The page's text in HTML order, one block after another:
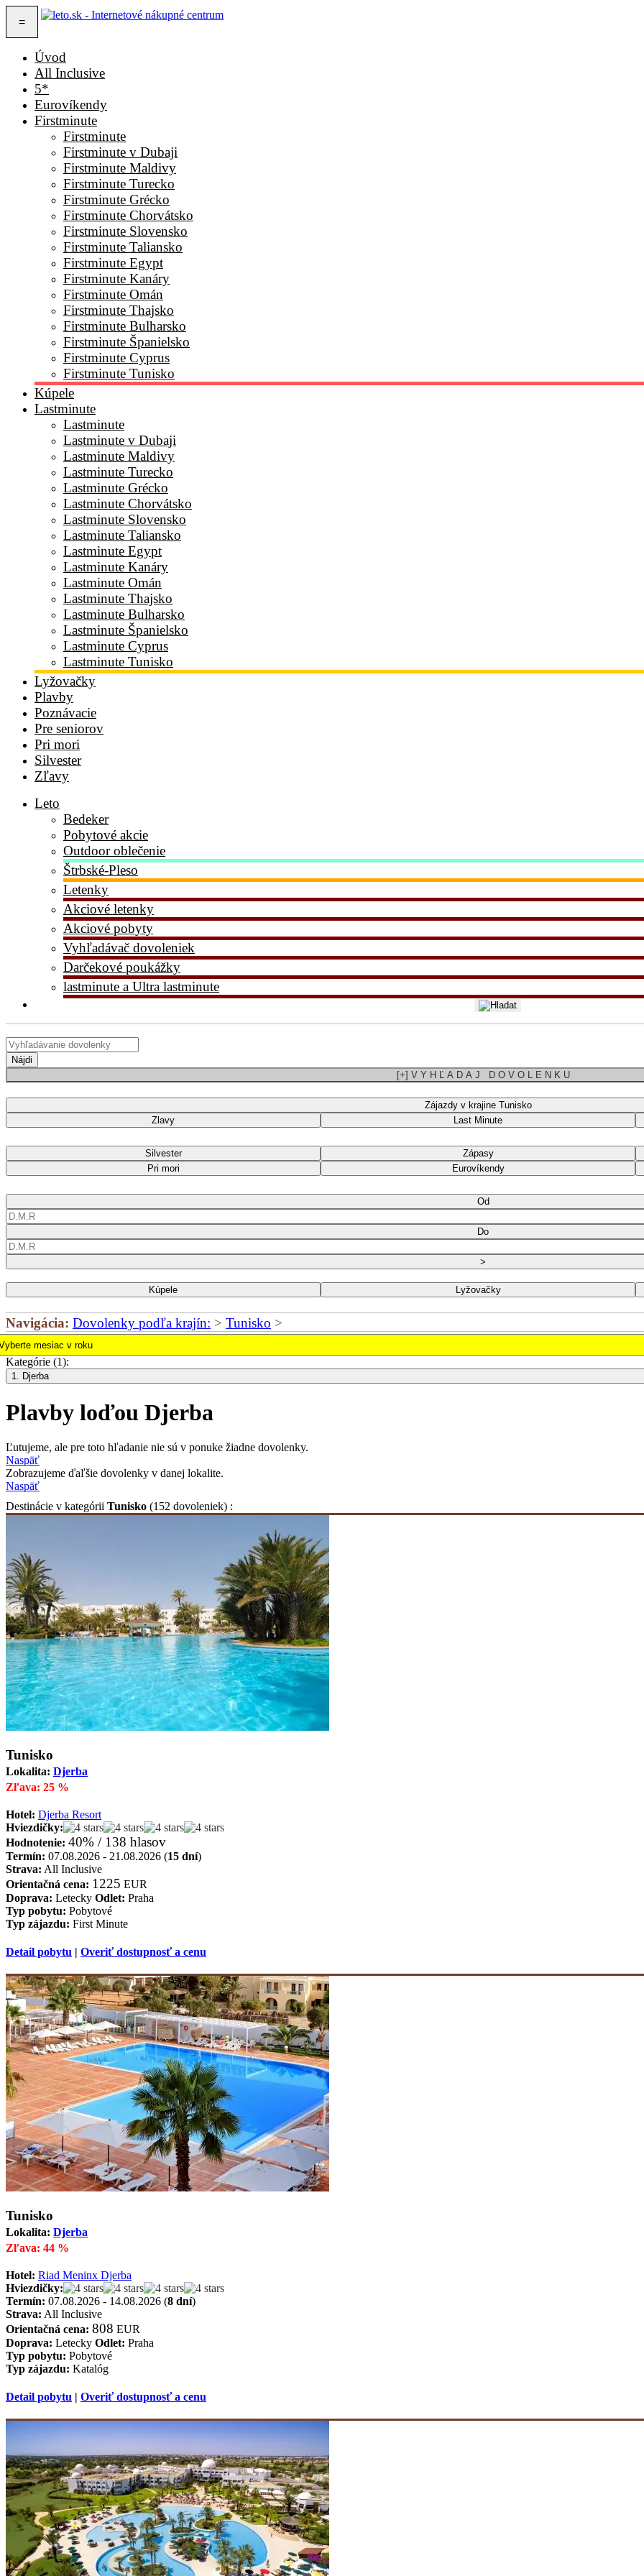
=
Úvod
All Inclusive
5*
Eurovíkendy
Firstminute
Firstminute
Firstminute v Dubaji
Firstminute Maldivy
Firstminute Turecko
Firstminute Grécko
Firstminute Chorvátsko
Firstminute Slovensko
Firstminute Taliansko
Firstminute Egypt
Firstminute Kanáry
Firstminute Omán
Firstminute Thajsko
Firstminute Bulharsko
Firstminute Španielsko
Firstminute Cyprus
Firstminute Tunisko
Kúpele
Lastminute
Lastminute
Lastminute v Dubaji
Lastminute Maldivy
Lastminute Turecko
Lastminute Grécko
Lastminute Chorvátsko
Lastminute Slovensko
Lastminute Taliansko
Lastminute Egypt
Lastminute Kanáry
Lastminute Omán
Lastminute Thajsko
Lastminute Bulharsko
Lastminute Španielsko
Lastminute Cyprus
Lastminute Tunisko
Lyžovačky
Plavby
Poznávacie
Pre seniorov
Pri mori
Silvester
Zľavy
Leto
Bedeker
Pobytové akcie
Outdoor oblečenie
Štrbské-Pleso
Letenky
Akciové letenky
Akciové pobyty
Vyhľadávač dovoleniek
Darčekové poukážky
lastminute a Ultra lastminute
Nájdi
[+] V Y H Ľ A D A J D O V O L E N K U
Zájazdy v krajine Tunisko
Zlavy
Last Minute
Silvester Zápasy
Pri mori
Eurovíkendy
Od
Do
>
Kúpele Lyžovačky
Navigácia: Dovolenky podľa krajín: > Tunisko >
Kategórie (1):
1. Djerba
Plavby loďou Djerba
Ľutujeme, ale pre toto hľadanie nie sú v ponuke žiadne dovolenky.
Naspäť
Zobrazujeme ďaľšie dovolenky v danej lokalite.
Naspäť
Destinácie v kategórii Tunisko (152 dovoleniek) :
Tunisko
Lokalita: Djerba
Zľava: 25 %
Hotel: Djerba Resort
Hviezdičky:
Hodnotenie: 40% / 138 hlasov
Termín: 07.08.2026 - 21.08.2026 (15 dní)
Strava: All Inclusive
Orientačná cena: 1225 EUR
Doprava: Letecky Odlet: Praha
Typ pobytu: Pobytové
Typ zájazdu: First Minute
Detail pobytu | Overiť dostupnosť a cenu
Tunisko
Lokalita: Djerba
Zľava: 44 %
Hotel: Riad Meninx Djerba
Hviezdičky:
Termín: 07.08.2026 - 14.08.2026 (8 dní)
Strava: All Inclusive
Orientačná cena: 808 EUR
Doprava: Letecky Odlet: Praha
Typ pobytu: Pobytové
Typ zájazdu: Katalóg
Detail pobytu | Overiť dostupnosť a cenu